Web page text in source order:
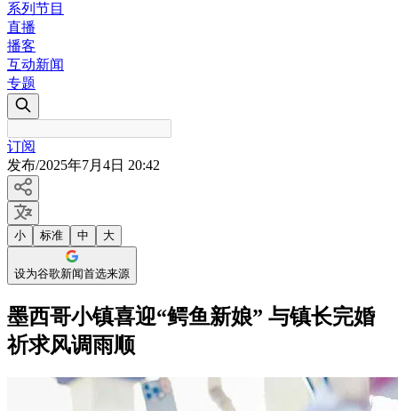
系列节目
直播
播客
互动新闻
专题
订阅
发布/2025年7月4日 20:42
小 标准 中 大
设为谷歌新闻首选来源
墨西哥小镇喜迎“鳄鱼新娘” 与镇长完婚
祈求风调雨顺